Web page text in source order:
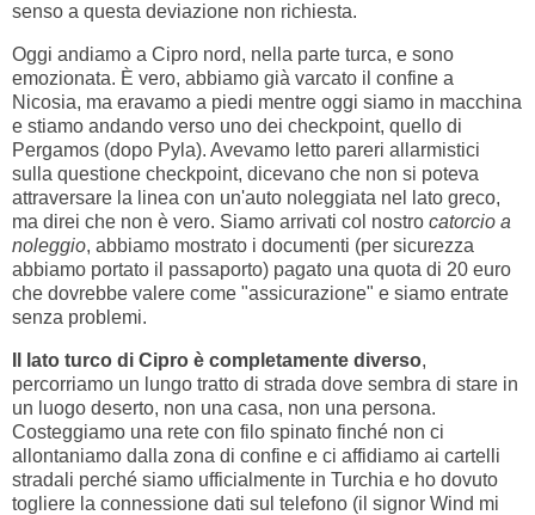
senso a questa deviazione non richiesta.
Oggi andiamo a Cipro nord, nella parte turca, e sono
emozionata. È vero, abbiamo già varcato il confine a
Nicosia, ma eravamo a piedi mentre oggi siamo in macchina
e stiamo andando verso uno dei checkpoint, quello di
Pergamos (dopo Pyla). Avevamo letto pareri allarmistici
sulla questione checkpoint, dicevano che non si poteva
attraversare la linea con un'auto noleggiata nel lato greco,
ma direi che non è vero. Siamo arrivati col nostro catorcio a
noleggio, abbiamo mostrato i documenti (per sicurezza
abbiamo portato il passaporto) pagato una quota di 20 euro
che dovrebbe valere come "assicurazione" e siamo entrate
senza problemi.
Il lato turco di Cipro è completamente diverso,
percorriamo un lungo tratto di strada dove sembra di stare in
un luogo deserto, non una casa, non una persona.
Costeggiamo una rete con filo spinato finché non ci
allontaniamo dalla zona di confine e ci affidiamo ai cartelli
stradali perché siamo ufficialmente in Turchia e ho dovuto
togliere la connessione dati sul telefono (il signor Wind mi